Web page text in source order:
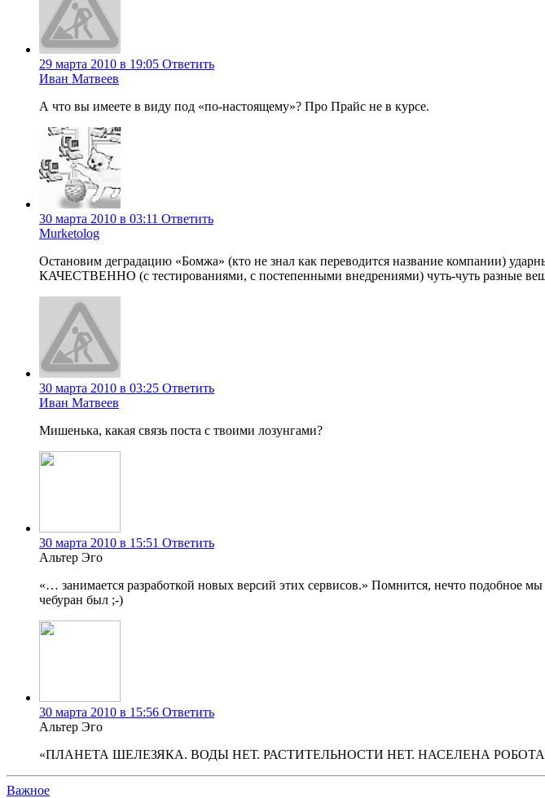
29 марта 2010 в 19:05 Ответить
Иван Матвеев
А что вы имеете в виду под «по-настоящему»? Про Прайс не в курсе.
30 марта 2010 в 03:11 Ответить
Murketolog
Остановим деградацию «Бомжа» (кто не знал как переводится название компании)
КАЧЕСТВЕННО (с тестированиями, с постепенными внедрениями) чуть-чуть разные
30 марта 2010 в 03:25 Ответить
Иван Матвеев
Мишенька, какая связь поста с твоими лозунгами?
30 марта 2010 в 15:51 Ответить
Альтер Эго
«… занимается разработкой новых версий этих сервисов.» Помнится, нечто
чебуран был ;-)
30 марта 2010 в 15:56 Ответить
Альтер Эго
«ПЛАНЕТА ШЕЛЕЗЯКА. ВОДЫ НЕТ. РАСТИТЕЛЬНОСТИ НЕТ. НАСЕЛЕНА
Важное